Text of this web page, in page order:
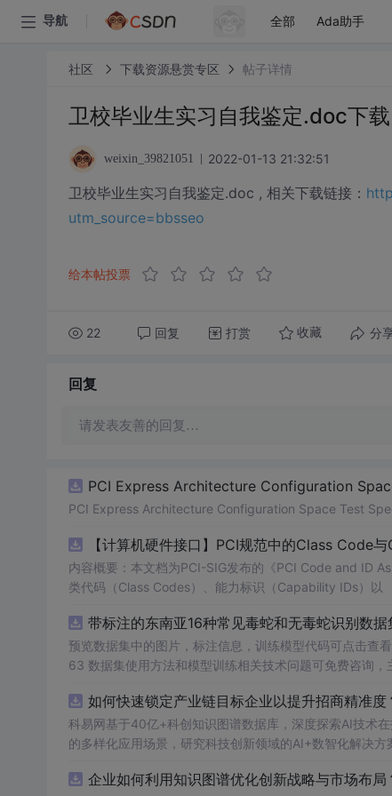
导航 全部 Ada助手
社区 下载资源悬赏专区 帖子详情
卫校毕业生实习自我鉴定.doc下载
weixin_39821051 2022-01-13 21:32:51
卫校毕业生实习自我鉴定.doc , 相关下载链接：
utm_source=bbsseo
给本帖投票
22 回复 打赏 收藏 分
回复
请发表友善的回复…
PCI Express Architecture Configuration
PCI Express Architecture Configuration Space Test
【计算机硬件接口】PCI规范中的Class Code
内容概要：本文档为PCI-SIG发布的《PCI Code and ID
类代码（Class Codes）、能力标识（Capability IDs）以
带标注的东南亚16种常见毒蛇和无毒蛇识别数
预览数据集中的图片，标注信息，训练模型代码可点击
63 数据集使用方法和模型训练相关技术问题可免费咨询，
如何快速锁定产业链目标企业以提升招商精准度
科易网基于40亿+科创知识图谱数据库，深度探索AI技术
的多样化应用场景，研究科技创新领域的AI+数智化解决方
企业如何利用知识图谱优化创新战略与市场布局